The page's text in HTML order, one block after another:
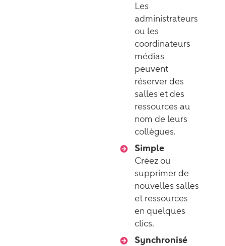
Les
administrateurs
ou les
coordinateurs
médias
peuvent
réserver des
salles et des
ressources au
nom de leurs
collègues.
Simple
Créez ou
supprimer de
nouvelles salles
et ressources
en quelques
clics.
Synchronisé